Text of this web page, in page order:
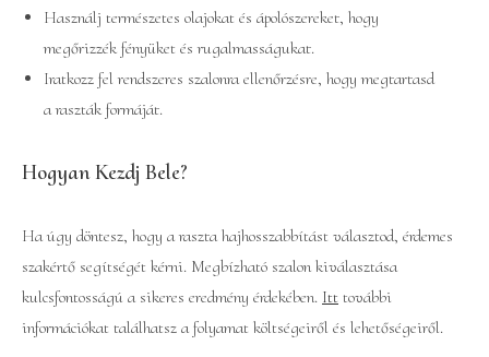
Használj természetes olajokat és ápolószereket, hogy
megőrizzék fényüket és rugalmasságukat.
Iratkozz fel rendszeres szalonra ellenőrzésre, hogy megtartasd
a raszták formáját.
Hogyan Kezdj Bele?
Ha úgy döntesz, hogy a raszta hajhosszabbítást választod, érdemes
szakértő segítségét kérni. Megbízható szalon kiválasztása
kulcsfontosságú a sikeres eredmény érdekében. Itt további
információkat találhatsz a folyamat költségeiről és lehetőségeiről.